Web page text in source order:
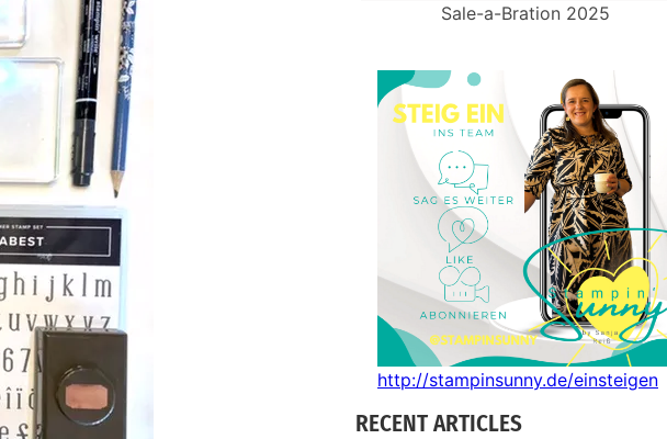
Sale-a-Bration 2025
http://stampinsunny.de/einsteigen
RECENT ARTICLES